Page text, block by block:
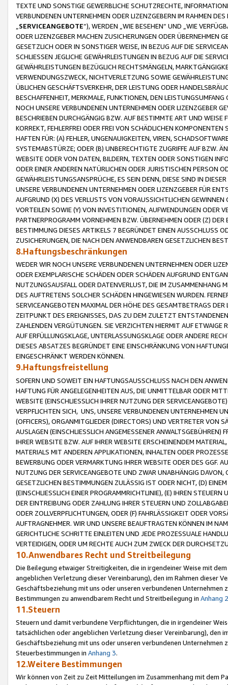
TEXTE UND SONSTIGE GEWERBLICHE SCHUTZRECHTE,
VERBUNDENEN UNTERNEHMEN ODER LIZENZGEBERN IM RAHMEN
SERVICEANGEBOTE“), WERDEN „WIE BESEHEN“ UND „WIE
ODER LIZENZGEBER MACHEN ZUSICHERUNGEN ODER ÜBERNEHMEN
GESETZLICH ODER IN SONSTIGER WEISE, IN BEZUG AUF DIE
SCHLIESSEN JEGLICHE GEWÄHRLEISTUNGEN IN BEZUG AUF DIE
GEWÄHRLEISTUNGEN BEZÜGLICH RECHTSMÄNGELN,
VERWENDUNGSZWECK, NICHTVERLETZUNG SOWIE
ÜBLICHEN GESCHÄFTSVERKEHR, DER LEISTUNG ODER
BESCHAFFENHEIT, MERKMALE, FUNKTIONEN, DEN
NOCH UNSERE VERBUNDENEN UNTERNEHMEN ODER LIZENZGEBER
BESCHRIEBEN DURCHGÄNGIG BZW. AUF BESTIMMTE ART UND
KORREKT, FEHLERFREI ODER FREI VON SCHÄDLICHEN
HAFTEN FÜR: (A) FEHLER, UNGENAUIGKEITEN, VIREN,
SYSTEMABSTÜRZE; ODER (B) UNBERECHTIGTE ZUGRIFFE AUF BZW.
WEBSITE ODER VON DATEN, BILDERN, TEXTEN ODER SONSTIGEN
ODER EINER ANDEREN NATÜRLICHEN ODER JURISTISCHEN PERSON
GEWÄHRLEISTUNGSANSPRÜCHE, ES SEIN DENN, DIESE SIND IN
UNSERE VERBUNDENEN UNTERNEHMEN ODER LIZENZGEBER FÜR
AUFGRUND (X) DES VERLUSTS VON VORAUSSICHTLICHEN
VORTEILEN SOWIE (Y) VON INVESTITIONEN, AUFWENDUNGEN ODER
PARTNERPROGRAMM VORNEHMEN BZW. ÜBERNEHMEN ODER (Z)
BESTIMMUNG DIESES ARTIKELS 7 BEGRÜNDET EINEN AUSSCHLUSS
ZUSICHERUNGEN, DIE NACH DEN ANWENDBAREN GESETZLICHEN
8.Haftungsbeschränkungen
WEDER WIR NOCH UNSERE VERBUNDENEN UNTERNEHMEN ODER
ODER EXEMPLARISCHE SCHÄDEN ODER SCHÄDEN AUFGRUND
NUTZUNGSAUSFALL ODER DATENVERLUST, DIE IM ZUSAMMENHANG
DES AUFTRETENS SOLCHER SCHÄDEN HINGEWIESEN WURDEN.
SERVICEANGEBOTEN MAXIMAL DER HÖHE DES GESAMTBETRAGS
ZEITPUNKT DES EREIGNISSES, DAS ZU DEM ZULETZT
ZAHLENDEN VERGÜTUNGEN. SIE VERZICHTEN HIERMIT AUF
AUF ERFÜLLUNGSKLAGE, UNTERLASSUNGSKLAGE ODER ANDERE
DIESES ABSATZES BEGRÜNDET EINE EINSCHRÄNKUNG VON
EINGESCHRÄNKT WERDEN KÖNNEN.
9.Haftungsfreistellung
SOFERN UND SOWEIT EIN HAFTUNGSAUSSCHLUSS NACH DEN
HAFTUNG FÜR ANGELEGENHEITEN AUS, DIE UNMITTELBAR ODER
WEBSITE (EINSCHLIESSLICH IHRER NUTZUNG DER
VERPFLICHTEN SICH, UNS, UNSERE VERBUNDENEN UNTERNEHMEN
(OFFICERS), ORGANMITGLIEDER (DIRECTORS) UND VERTRETER VON
AUSLAGEN (EINSCHLIESSLICH ANGEMESSENER
IHRER WEBSITE BZW. AUF IHRER WEBSITE ERSCHEINENDEM
MATERIALS MIT ANDEREN APPLIKATIONEN, INHALTEN ODER
BEWERBUNG ODER VERMARKTUNG IHRER WEBSITE ODER DES GGF.
NUTZUNG DER SERVICEANGEBOTE UND ZWAR UNABHÄNGIG
GESETZLICHEN BESTIMMUNGEN ZULÄSSIG IST ODER NICHT, (D)
(EINSCHLIESSLICH EINER PROGRAMMRICHTLINIE), (E) IHREN
DER EINTREIBUNG ODER ZAHLUNG IHRER STEUERN UND
ODER ZOLLVERPFLICHTUNGEN, ODER (F) FAHRLÄSSIGKEIT ODER
AUFTRAGNEHMER. WIR UND UNSERE BEAUFTRAGTEN KÖNNEN IM
GERICHTLICHE SCHRITTE EINLEITEN UND JEDE PROZESSUALE
VERTEIDIGEN, ODER UM RECHTE AUCH ZUM ZWECK DER
10.Anwendbares Recht und Streitbeilegung
Die Beilegung etwaiger Streitigkeiten, die in irgendeiner Weise mit
angeblichen Verletzung dieser Vereinbarung), den im Rahmen dieser
Geschäftsbeziehung mit uns oder unseren verbundenen
Bestimmungen zu anwendbarem Recht und Streitbeilegung in Anhang 2
11.Steuern
Steuern und damit verbundene Verpflichtungen, die in irgendeiner
tatsächlichen oder angeblichen Verletzung dieser Vereinbarung), den
Geschäftsbeziehung mit uns oder unseren verbundenen
Steuerbestimmungen in Anhang 3.
12.Weitere Bestimmungen
Wir können von Zeit zu Zeit Mitteilungen im Zusammenhang mit dem